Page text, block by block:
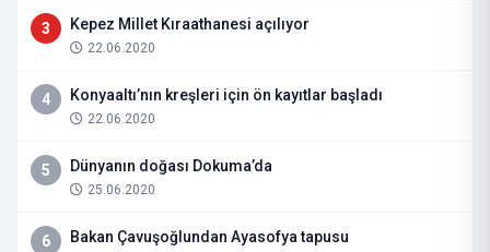
3 Kepez Millet Kıraathanesi açılıyor
22.06.2020
4 Konyaaltı’nın kreşleri için ön kayıtlar başladı
22.06.2020
5 Dünyanın doğası Dokuma’da
25.06.2020
6 Bakan Çavuşoğlundan Ayasofya tapusu